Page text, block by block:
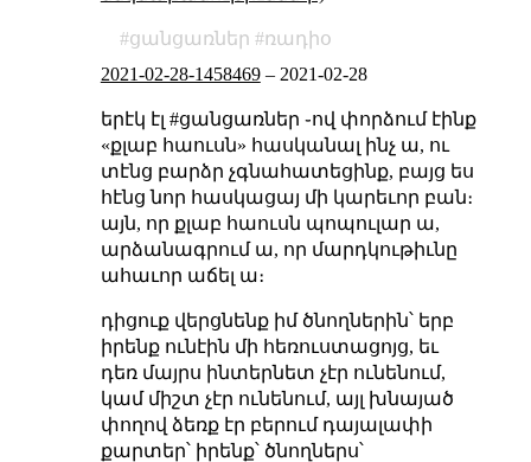
ցանցառներ
ռադիօ
2021-02-28-1458469– 2021-02-28
երէկ էլ #ցանցառներ ֊ով փորձում էինք
«քլաբ հաուսն» հասկանալ ինչ ա, ու
տէնց բարձր չգնահատեցինք, բայց ես
հէնց նոր հասկացայ մի կարեւոր բան։
այն, որ քլաբ հաուսն պոպուլար ա,
արձանագրում ա, որ մարդկութիւնը
ահաւոր աճել ա։
դիցուք վերցնենք իմ ծնողներին՝ երբ
իրենք ունէին մի հեռուստացոյց, եւ
դեռ մայրս ինտերնետ չէր ունենում,
կամ միշտ չէր ունենում, այլ խնայած
փողով ձեռք էր բերում դայալափի
քարտեր՝ իրենք՝ ծնողներս՝